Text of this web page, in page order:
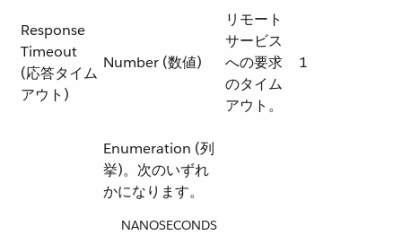
Response
Timeout
(応答タイム
アウト)
Number (数値)
リモート
サービス
への要求
のタイム
アウト。
1
Enumeration (列
挙)。次のいずれ
かになります。
NANOSECONDS